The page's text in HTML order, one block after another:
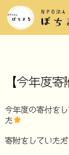
【今年度
今年度の寄付を
た
寄附をしていた